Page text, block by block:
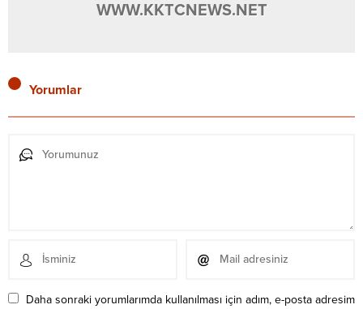
WWW.KKTCNEWS.NET
Yorumlar
Daha sonraki yorumlarımda kullanılması için adım, e-posta adresim